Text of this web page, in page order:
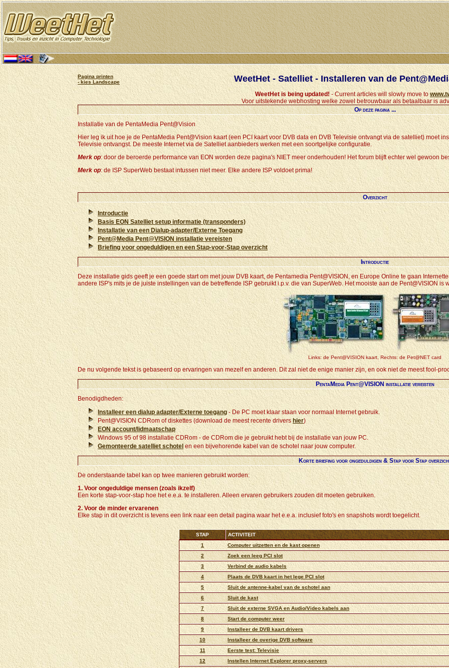
Pagina printen
- kies Landscape
WeetHet - Satelliet - Installeren van de
WeetHet is being updated! - Current articles will slowly move to
Voor uitstekende webhosting welke zowel betrouwbaar als betaalbaar is
Op deze pagina ...
Installatie van de PentaMedia Pent@Vision
Hier leg ik uit hoe je de PentaMedia Pent@Vision kaart (een PCI kaart voor DVB data en DVB Televisie ontvangt via de satelliet) moet
Televisie ontvangst. De meeste Internet via de Satelliet aanbieders werken met een soortgelijke configuratie.
Merk op: door de beroerde performance van EON worden deze pagina's NIET meer onderhouden! Het forum blijft echter wel gewoon
Merk op: de ISP SuperWeb bestaat intussen niet meer. Elke andere ISP voldoet prima!
Overzicht
Introductie
Basis EON Satelliet setup informatie (transponders)
Installatie van een Dialup-adapter/Externe Toegang
Pent@Media Pent@VISION installatie vereisten
Briefing voor ongeduldigen en een Stap-voor-Stap overzicht
Introductie
Deze installatie gids geeft je een goede start om met jouw DVB kaart, de Pentamedia Pent@VISION, en Europe Online te gaan
andere ISP's mits je de juiste instellingen van de betreffende ISP gebruikt i.p.v. die van SuperWeb. Het mooiste aan de Pent@VISION is
Links: de Pent@VISION kaart, Rechts: de Pet@NET card
De nu volgende tekst is gebaseerd op ervaringen van mezelf en anderen. Dit zal niet de enige manier zijn, en ook niet de meest fool-
PentaMedia Pent@VISION installatie vereisten
Benodigdheden:
Installeer een dialup adapter/Externe toegang - De PC moet klaar staan voor normaal Internet gebruik.
Pent@VISION CDRom of diskettes (download de meest recente drivers hier)
EON account/lidmaatschap
Windows 95 of 98 installatie CDRom - de CDRom die je gebruikt hebt bij de installatie van jouw PC.
Gemonteerde satelliet schotel en een bijvehorende kabel van de schotel naar jouw computer.
Korte briefing voor ongeduldigen & Stap voor Stap
De onderstaande tabel kan op twee manieren gebruikt worden:
1. Voor ongeduldige mensen (zoals ikzelf)
Een korte stap-voor-stap hoe het e.e.a. te installeren. Alleen ervaren gebruikers zouden dit moeten gebruiken.
2. Voor de minder ervarenen
Elke stap in dit overzicht is tevens een link naar een detail pagina waar het e.e.a. inclusief foto's en snapshots wordt toegelicht.
STAP
ACTIVITEIT
1
Computer uitzetten en de kast openen
2
Zoek een leeg PCI slot
3
Verbind de audio kabels
4
Plaats de DVB kaart in het lege PCI slot
5
Sluit de antenne-kabel van de schotel aan
6
Sluit de kast
7
Sluit de externe SVGA en Audio/Video kabels aan
8
Start de computer weer
9
Installeer de DVB kaart drivers
10
Installeer de overige DVB software
11
Eerste test: Televisie
12
Instellen Internet Explorer proxy-servers